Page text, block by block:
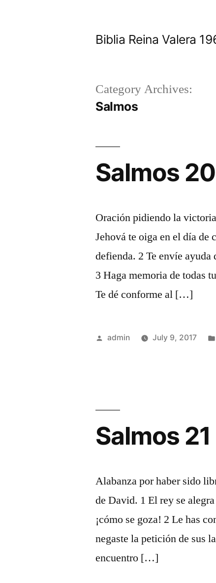
Biblia Reina Valera
Category Archives:
Salmos
Salmos 20
Oración pidiendo la
Jehová te oiga en el día
defienda. 2 Te envíe ayuda
3 Haga memoria de todas
Te dé conforme al […]
Posted
admin July 9, 2017
Salmos 21
Alabanza por haber sido
de David. 1 El rey se
¡cómo se goza! 2 Le has
negaste la petición de sus
encuentro […]